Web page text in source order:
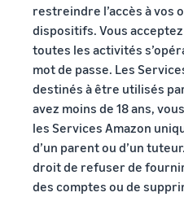
restreindre l’accès à vos
dispositifs. Vous
toutes les activités
mot de passe. Les
destinés à être utilisés
avez moins de 18 ans,
les Services Amazon
d’un parent ou d’un
droit de refuser de
des comptes ou de